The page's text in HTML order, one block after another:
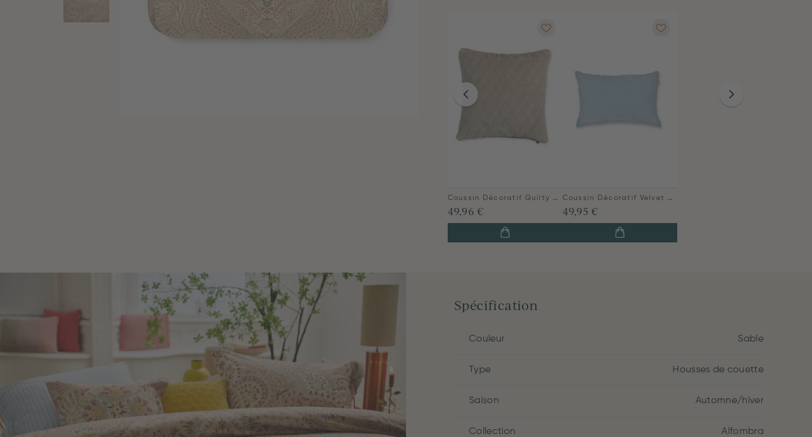
Coussin Décoratif Quilty Dreams Kaki
49,96 €
Coussin Décoratif Velvet Sky Blue Clair
49,95 €
Spécification
Couleur Sable
Type Housses de couette
Saison Automne/hiver
Collection Alfombra